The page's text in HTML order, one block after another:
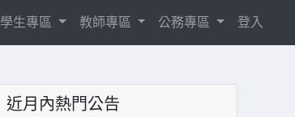
學生專區 教師專區 公務專區 登入
近月內熱門公告